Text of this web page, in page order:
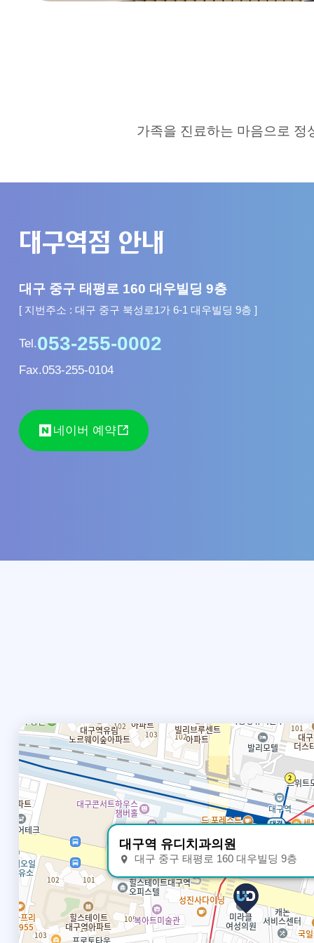
가족을 진료하는 마음으로
대구역점 안내
대구 중구 태평로 160 대우빌딩 9층
[ 지번주소 : 대구 중구 북성로1가 6-1 대우빌딩 9층 ]
Tel.
Fax.053-255-0104
네이버 예약
대구역 유디치과의원
대구 중구 태평로 160 대우빌딩 9층